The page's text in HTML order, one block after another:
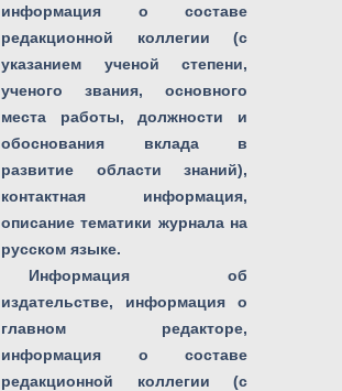
информация о составе
редакционной коллегии (с
указанием ученой степени,
ученого звания, основного
места работы, должности и
обоснования вклада в
развитие области знаний),
контактная информация,
описание тематики журнала на
русском языке.
Информация об
издательстве, информация о
главном редакторе,
информация о составе
редакционной коллегии (с